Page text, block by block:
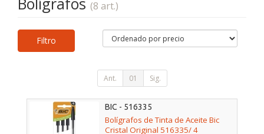
(8 art.)
Filtro
Ant. 01 Sig.
BIC - 516335
Bolígrafos de Tinta de Aceite Bic
Cristal Original 516335/ 4